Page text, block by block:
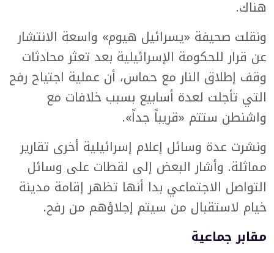
هناك.
ونقلت صحيفة «يسرائيل هيوم» واسعة الانتشار
عن قرار للحكومة الإسرائيلية بعد تعثر محادثات
وقف إطلاق النار مع حماس، أن عملية اجتياح رفح
التي تأجلت لعدة أسابيع بسبب خلافات مع
واشنطن ستتم «قريباً جداً».
ونشرت عدة وسائل إعلام إسرائيلية أخرى تقارير
مماثلة. وأشار البعض إلى لقطات على وسائل
التواصل الاجتماعي بدا أنها تظهر إقامة مدينة
خيام لاستقبال من سيتم إجلاؤهم من رفح.
مقابر جماعية